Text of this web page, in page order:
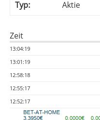
Typ:
Aktie
Zeit
13:04:19
13:01:19
12:58:18
12:55:17
12:52:17